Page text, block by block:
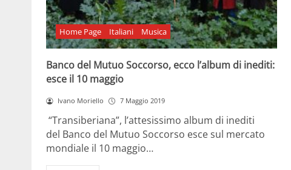
Home Page Italiani Musica
Banco del Mutuo Soccorso, ecco l’album di inediti:
esce il 10 maggio
Ivano Moriello 7 Maggio 2019
“Transiberiana”, l’attesissimo album di inediti
del Banco del Mutuo Soccorso esce sul mercato
mondiale il 10 maggio…